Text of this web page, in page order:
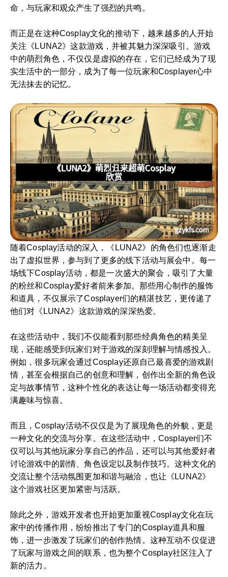
命，与玩家和观众产生了强烈的共鸣。
而正是在这种Cosplay文化的推动下，越来越多的人开始
关注《LUNA2》这款游戏，并被其魅力深深吸引。游戏
中的萌烈角色，不仅仅是虚拟的存在，它们已经成为了现
实生活中的一部分，成为了每一位玩家和Cosplayer心中
无法抹去的记忆。
随着Cosplay活动的深入，《LUNA2》的角色们也逐渐走
出了虚拟世界，参与到了更多的线下活动与展会中。每一
场线下Cosplay活动，都是一次盛大的聚会，吸引了大量
的粉丝和Cosplay爱好者前来参加。那些用心制作的服饰
和道具，不仅展示了Cosplayer们的精湛技艺，更传递了
他们对《LUNA2》这款游戏的深深热爱。
在这些活动中，我们不仅能看到那些经典角色的精美呈
现，还能感受到玩家们对于游戏的深刻理解与情感投入。
例如，很多玩家会通过Cosplay还原自己最喜爱的游戏剧
情，甚至会根据自己的创意和理解，创作出全新的角色设
定与故事情节，这种个性化的表达让每一场活动都变得充
满趣味与惊喜。
而且，Cosplay活动不仅仅是为了展现角色的外貌，更是
一种文化的交流与分享。在这些活动中，Cosplayer们不
仅可以与其他玩家分享自己的作品，还可以与其他爱好者
讨论游戏中的剧情、角色设定以及制作技巧。这种文化的
交流让整个活动氛围更加和谐与融洽，也让《LUNA2》
这个游戏社区更加紧密与活跃。
除此之外，游戏开发者也开始更加重视Cosplay文化在玩
家中的传播作用，纷纷推出了专门的Cosplay道具和服
饰，进一步激发了玩家们的创作热情。这种互动不仅促进
了玩家与游戏之间的联系，也为整个Cosplay社区注入了
新的活力。